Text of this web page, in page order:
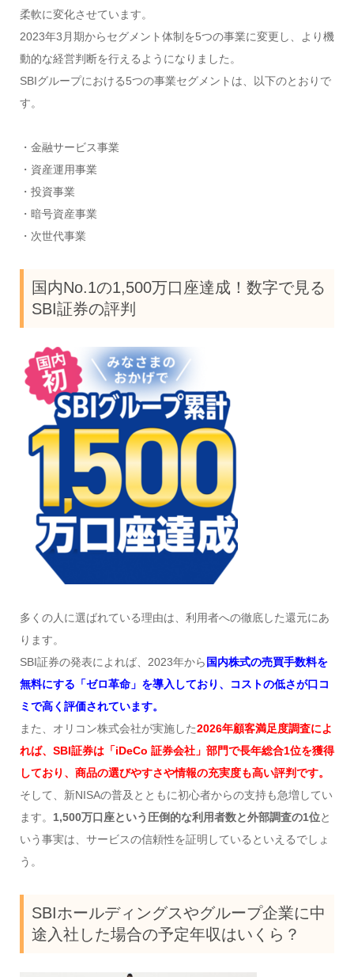
柔軟に変化させています。
2023年3月期からセグメント体制を5つの事業に変更し、より機
動的な経営判断を行えるようになりました。
SBIグループにおける5つの事業セグメントは、以下のとおりで
す。
・金融サービス事業
・資産運用事業
・投資事業
・暗号資産事業
・次世代事業
国内No.1の1,500万口座達成！数字で見る
SBI証券の評判
多くの人に選ばれている理由は、利用者への徹底した還元にあ
ります。
SBI証券の発表によれば、2023年から 国内株式の売買手数料を
無料にする「ゼロ革命」を導入しており 、コストの低さが口コ
ミで高く評価されています。
また、オリコン株式会社が実施した2026年顧客満足度調査によ
れば、SBI証券は「iDeCo 証券会社」部門で長年総合1位を獲得
しており、商品の選びやすさや情報の充実度も高い評判です。
そして、新NISAの普及とともに初心者からの支持も急増してい
ます。 1,500万口座という圧倒的な利用者数と外部調査の1位と
いう事実は、サービスの信頼性を証明しているといえるでしょ
う。
SBIホールディングスやグループ企業に中
途入社した場合の予定年収はいくら？